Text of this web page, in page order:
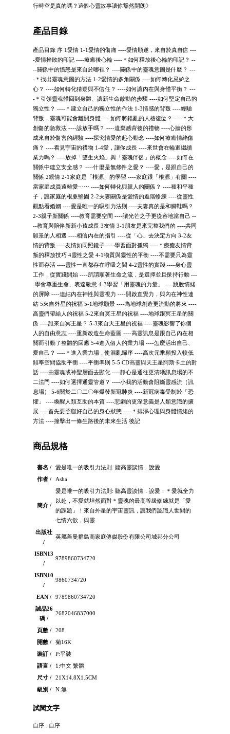
行時空是真的嗎？這個心靈故事讓你豁然開朗》
產品目錄
產品目錄 序 1愛情 1-1愛情的傷痛 ----愛情順遂，來自於真自信 ---
-愛情挫敗的印記 ----療癒後心輪 ----＊如何釋放後心輪的印記？ --
--關係中的憤怒是來自於哪裡？ ----關係中的靈魂意圖是什麼？ ---
-＊找出靈魂意圖的方法 1-2愛情的多角關係 ----如何轉化忌妒之
心？ ----如何轉化猜疑與不信任？ ----如何讓內在與身體平衡？ ---
-＊引領靈魂體回到身體、讓新生命啟動的步驟 ----如何堅定自己的
獨立性？ ----＊建立自己的獨立性的作法 1-3情感的背叛 ----經驗
背叛，靈魂可能會離開身體 ----如何將錯亂的人格復位？ ----＊大
創傷的急救法 ----該放手嗎？ ----遺棄感背後的禮物 ----心牆的形
成來自於傷害的經驗 ----探究情愛的起心動念 ----如何療癒情緒傷
痛？ ----看見宇宙的禮物 1-4愛，讓你成長 ----來世會在輪迴繼續
業力嗎？ ----放掉「雙生火焰」與「靈魂伴侶」的概念 ----如何在
關係中建立安全感？ ----什麼是無條件之愛？ ----愛，是跟自己的
關係 2親情 2-1家庭是「根源」的學習 ----家庭跟「根源」有關 ----
當家庭成員遠離愛⋯⋯ ----如何轉化與親人的關係？ ----種和平種
子，讓家庭的根脈堅固 2-2夫妻關係是愛情的進階修練 ----從靈性
觀點看婚姻 ----愛是唯一的吸引力法則 ----夫妻真的是和腳鞋嗎？
2-3親子新關係 ----教育需要空間 ----讓光芒之子更從容地當自己 --
--教育與陪伴新新小孩成長 3友情 3-1朋友是來完整我們的 ----共同
願景的人相遇 ----相信內在的指引 ----從「心」去決定方向 3-2友
情的背叛 ----友情如同照鏡子 ----學習面對孤獨 ----＊療癒友情背
叛的釋放技巧 4靈性之愛 4-1物質與靈性的平衡 ----不需要只為靈
性而存活 ----靈性一直都存在呼吸之間 4-2靈性的實踐 ----身心靈
工作，從實踐開始 ----所謂順著生命之流，是選擇並且保持行動 ---
-學會尊重生命、表達敬意 4-3學習「用靈魂的力量」 ----跳脫情緒
的屏障 ----連結內在神性與靈視力 ----開啟直覺力，與內在神性連
結 5來自外星的祝福 5-1地球願景 ----為地球創造更流動的將來 ----
高靈們帶給人的祝福 5-2來自冥王星的祝福 ----地球跟冥王星的關
係 ----誰來自冥王星？ 5-3來自天王星的祝福 ----靈魂影響了你個
人的自由意志 ----重新改造生命藍圖 ----高靈訊息是跟自己內在相
關而引動了整體的回應 5-4進入個人的業力場 ----怎麼活出自己、
愛自己？ ----＊進入業力場，使混亂歸序 ----高次元乘願投入較低
頻率空間協助平衡 ----平衡準則 5-5 CD高靈與天王星阿斯卡土的對
話 ----由靈魂或神聖層面去顯化 ----靜心是通往更清晰訊息場的不
二法門 ----如何選擇通靈管道？ ----小我的活動會阻斷靈感流（訊
息場） 5-6關於二〇二〇年爆發新冠肺炎 ----新冠病毒受制於「恐
懼」 ----喚醒人類互助的本質 ----悲劇的更深意義是人類意識的擴
展 ----首先要照顧好自己的身心狀態 ----＊排淨心理與身體情緒的
方法 ----撞擊出一條生路後的未來生活 後記
商品規格
書名 /
愛是唯一的吸引力法則: 聽高靈談情．說愛
作者 /
Asha
簡介 /
愛是唯一的吸引力法則: 聽高靈談情．說愛：＊愛就全力
以赴，不愛就坦然面對＊靈魂的最高等級修練就是「愛
的課題」！來自外星的宇宙靈訊，讓我們認識人世間的
七情六欲，與靈
出版社
/
英屬蓋曼群島商家庭傳媒股份有限公司城邦分公司
ISBN13
/
9789860734720
ISBN10
/
9860734720
EAN /
9789860734720
誠品26
碼 /
2682046837000
頁數 /
208
開數 /
菊16K
裝訂 /
P:平裝
語言 /
1:中文 繁體
尺寸 /
21X14.8X1.5CM
級別 /
N:無
試閱文字
自序 : 自序